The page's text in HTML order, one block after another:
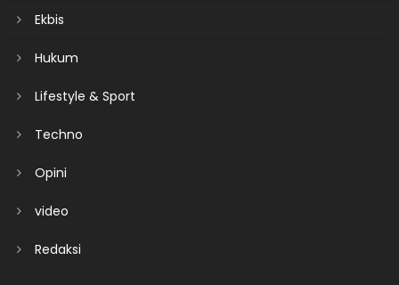
Ekbis
Hukum
Lifestyle & Sport
Techno
Opini
video
Redaksi